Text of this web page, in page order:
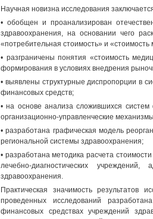
Научная новизна исследования
• обобщен и проанализирован
здравоохранения, на основании чего
«потребительная стоимость» и
• разграничены понятия «стоимость
формирования в условиях внедрения
• выявлены структурные диспропорции в
финансовых средств;
• на основе анализа сложившихся
организационно-управленческие
• разработана графическая модель
региональной системы здравоохранения;
• разработана методика расчета
лечебно-диагностических
здравоохранения.
Практическая значимость результатов
проведенных исследований
финансовых средствах учреждений